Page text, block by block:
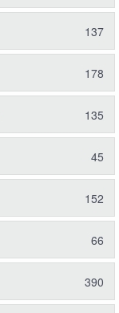
137
178
135
45
152
66
390